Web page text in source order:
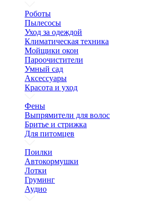
Роботы
Пылесосы
Уход за одеждой
Климатическая техника
Мойщики окон
Пароочистители
Умный сад
Аксессуары
Красота и уход
Фены
Выпрямители для волос
Бритье и стрижка
Для питомцев
Поилки
Автокормушки
Лотки
Груминг
Аудио